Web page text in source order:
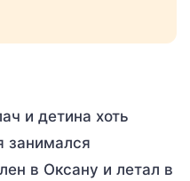
и детина хоть
занимался
в Оксану и летал в